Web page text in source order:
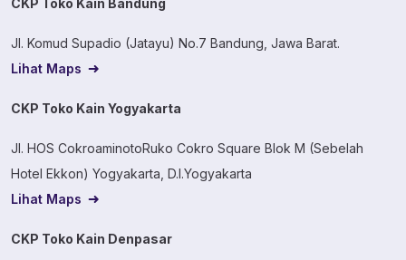
CKP Toko Kain Bandung
Jl. Komud Supadio (Jatayu) No.7 Bandung, Jawa Barat.
Lihat Maps
CKP Toko Kain Yogyakarta
Jl. HOS CokroaminotoRuko Cokro Square Blok M (Sebelah
Hotel Ekkon) Yogyakarta, D.I.Yogyakarta
Lihat Maps
CKP Toko Kain Denpasar